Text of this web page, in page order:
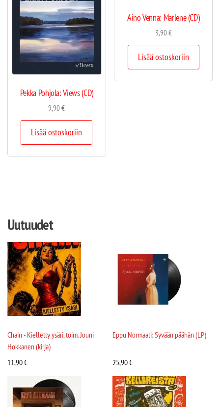
Pekka Pohjola: Views (CD)
9,90€
Lisää ostoskoriin
Aino Venna: Marlene (CD)
3,90€
Lisää ostoskoriin
Uutuudet
Chain - Kielletty ysäri, toim. Jouni
Hokkanen (kirja)
11,90€
Eppu Normaali: Syvään päähän (LP)
25,90€